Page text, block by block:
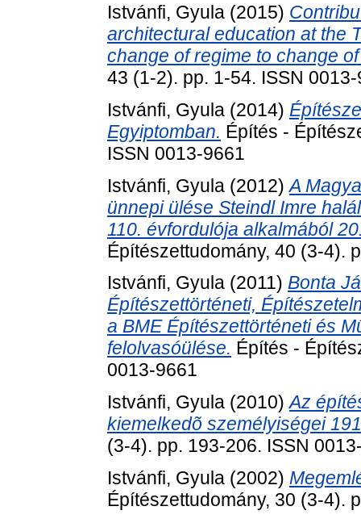
Istvánfi, Gyula (2015)
architectural education at the
change of regime to change
43 (1-2). pp. 1-54. ISSN
Istvánfi, Gyula (2014)
Egyiptomban. Építés -
ISSN 0013-9661
Istvánfi, Gyula (2012)A
ünnepi ülése Steindl Imre
110. évfordulója alkalmából
Építészettudomány, 40 (3-4).
Istvánfi, Gyula (2011) Bonta
Építészettörténeti,
a BME Építészettörténeti és
felolvasóülése. Építés -
0013-9661
Istvánfi, Gyula (2010)Az
kiemelkedõ személyiségei
(3-4). pp. 193-206. ISSN
Istvánfi, Gyula (2002)
Építészettudomány, 30 (3-4).